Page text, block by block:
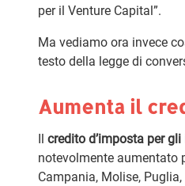
per il Venture Capital”.
Ma vediamo ora invece
testo della legge di
Aumenta il
credito d’imposta per
notevolmente aumentato
Campania, Molise,